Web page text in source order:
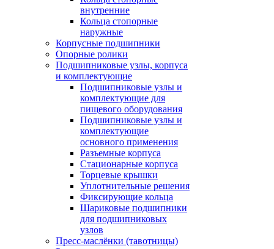
внутренние
Кольца стопорные
наружные
Корпусные подшипники
Опорные ролики
Подшипниковые узлы, корпуса
и комплектующие
Подшипниковые узлы и
комплектующие для
пищевого оборудования
Подшипниковые узлы и
комплектующие
основного применения
Разъемные корпуса
Стационарные корпуса
Торцевые крышки
Уплотнительные решения
Фиксирующие кольца
Шариковые подшипники
для подшипниковых
узлов
Пресс-маслёнки (тавотницы)